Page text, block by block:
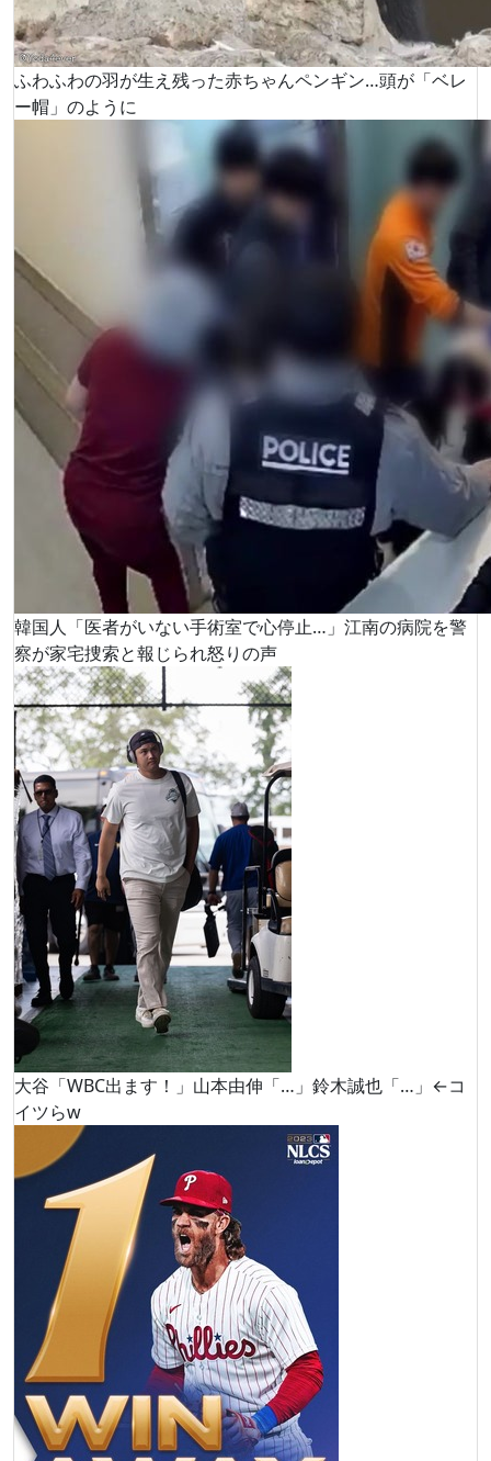
ふわふわの羽が生え残った赤ちゃんペンギン…頭が「ベレ
ー帽」のように
韓国人「医者がいない手術室で心停止…」江南の病院を警
察が家宅捜索と報じられ怒りの声
大谷「WBC出ます！」山本由伸「…」鈴木誠也「…」←コ
イツらw